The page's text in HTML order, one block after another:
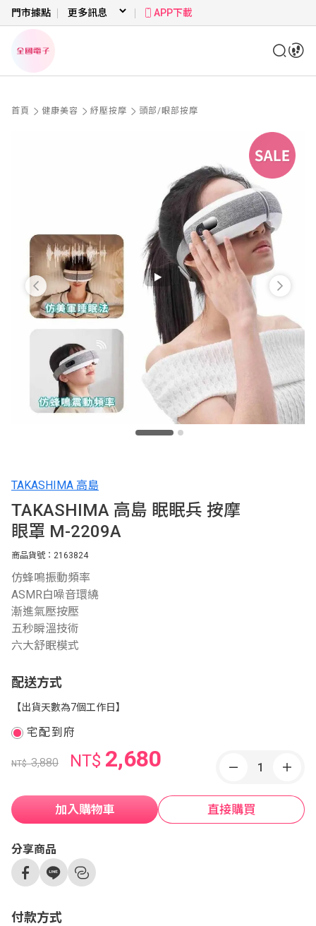
門市據點 APP下載
首頁 健康美容 紓壓按摩 頭部/眼部按摩
TAKASHIMA 高島
TAKASHIMA 高島 眠眠兵 按摩
眼罩 M-2209A
商品貨號：2163824
仿蜂鳴振動頻率
ASMR白噪音環繞
漸進氣壓按壓
五秒瞬溫技術
六大舒眠模式
配送方式
【出貨天數為7個工作日】
宅配到府
NT$3,880 NT$ 2,680
加入購物車 直接購買
分享商品
付款方式